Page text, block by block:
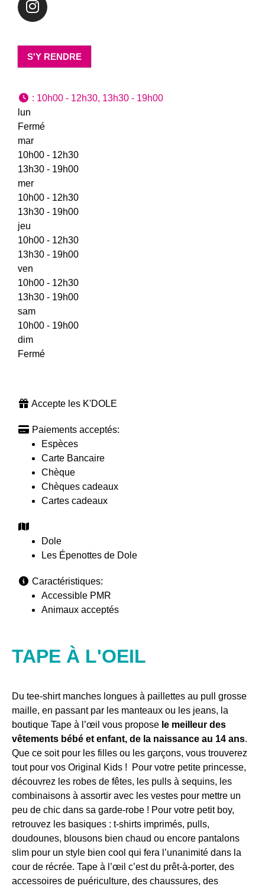
S'Y RENDRE
: 10h00 - 12h30, 13h30 - 19h00
lun
Fermé
mar
10h00 - 12h30
13h30 - 19h00
mer
10h00 - 12h30
13h30 - 19h00
jeu
10h00 - 12h30
13h30 - 19h00
ven
10h00 - 12h30
13h30 - 19h00
sam
10h00 - 19h00
dim
Fermé
Accepte les K'DOLE
Paiements acceptés:
Espèces
Carte Bancaire
Chèque
Chèques cadeaux
Cartes cadeaux
Dole
Les Épenottes de Dole
Caractéristiques:
Accessible PMR
Animaux acceptés
TAPE À L'OEIL
Du tee-shirt manches longues à paillettes au pull grosse
maille, en passant par les manteaux ou les jeans, la
boutique Tape à l’œil vous propose le meilleur des
vêtements bébé et enfant, de la naissance au 14 ans.
Que ce soit pour les filles ou les garçons, vous trouverez
tout pour vos Original Kids ! Pour votre petite princesse,
découvrez les robes de fêtes, les pulls à sequins, les
combinaisons à assortir avec les vestes pour mettre un
peu de chic dans sa garde-robe ! Pour votre petit boy,
retrouvez les basiques : t-shirts imprimés, pulls,
doudounes, blousons bien chaud ou encore pantalons
slim pour un style bien cool qui fera l’unanimité dans la
cour de récrée. Tape à l’œil c’est du prêt-à-porter, des
accessoires de puériculture, des chaussures, des